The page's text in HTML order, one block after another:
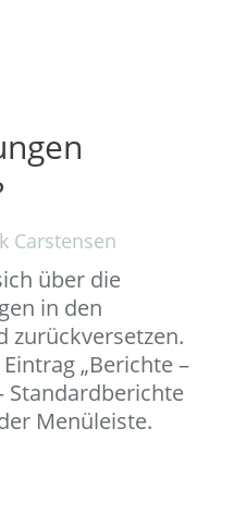
Carstensen
über die
in den
zurückversetzen.
„Berichte –
Menüleiste.